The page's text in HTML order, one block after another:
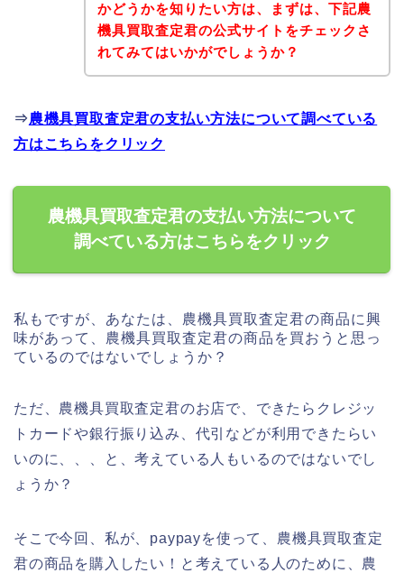
かどうかを知りたい方は、まずは、下記農
機具買取査定君の公式サイトをチェックさ
れてみてはいかがでしょうか？
⇒農機具買取査定君の支払い方法について調べている
方はこちらをクリック
農機具買取査定君の支払い方法について
調べている方はこちらをクリック
私もですが、あなたは、農機具買取査定君の商品に興
味があって、農機具買取査定君の商品を買おうと思っ
ているのではないでしょうか？
ただ、農機具買取査定君のお店で、できたらクレジッ
トカードや銀行振り込み、代引などが利用できたらい
いのに、、、と、考えている人もいるのではないでし
ょうか？
そこで今回、私が、paypayを使って、農機具買取査定
君の商品を購入したい！と考えている人のために、農